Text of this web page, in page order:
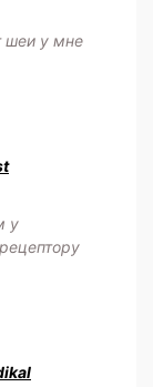
шеи у мне
у